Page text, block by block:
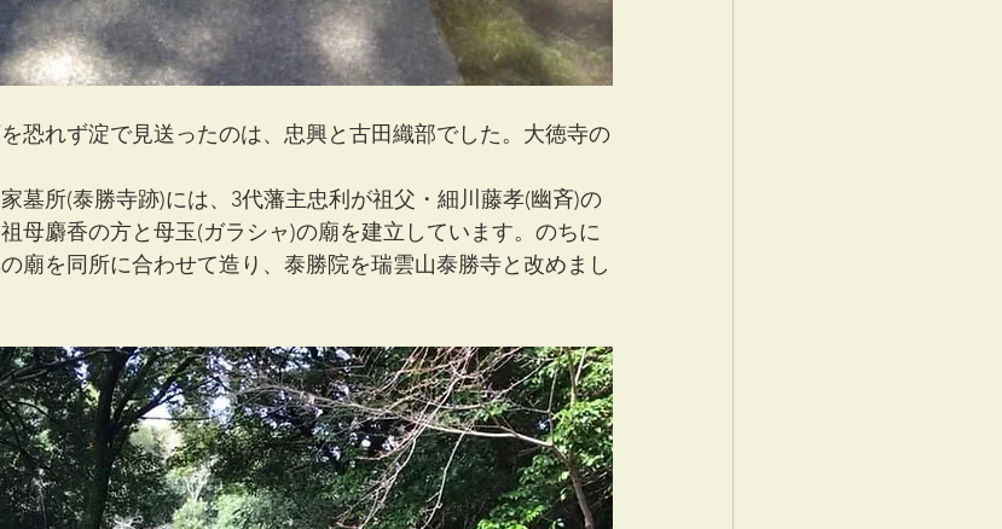
恐れず淀で見送ったのは、忠興と古田織部でした。大徳寺の
墓所(泰勝寺跡)には、3代藩主忠利が祖父・細川藤孝(幽斉)の
母麝香の方と母玉(ガラシャ)の廟を建立しています。のちに
廟を同所に合わせて造り、泰勝院を瑞雲山泰勝寺と改めまし